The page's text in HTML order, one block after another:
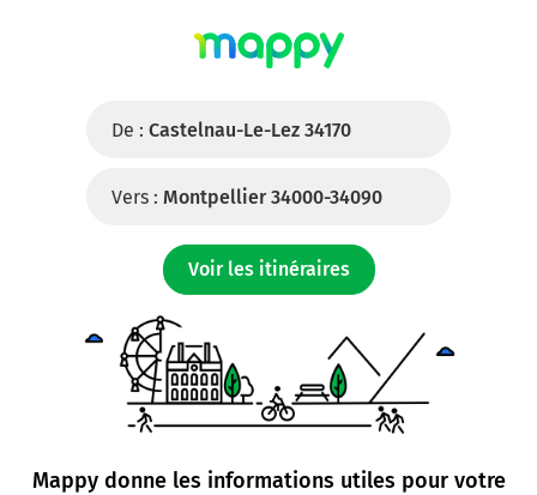
De : Castelnau-Le-Lez 34170
Vers : Montpellier 34000-34090
Voir les itinéraires
Mappy donne les informations utiles pour votre